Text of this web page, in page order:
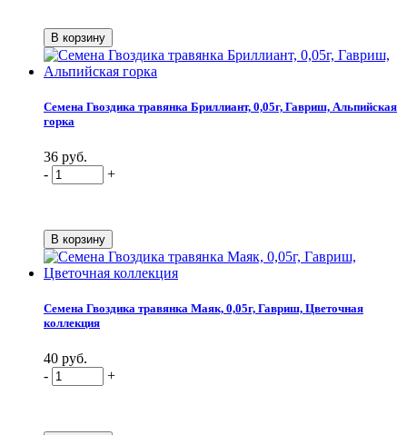
Семена Гвоздика травянка Бриллиант, 0,05г, Гавриш, Альпийская
горка
36 руб.
-
+
Семена Гвоздика травянка Маяк, 0,05г, Гавриш, Цветочная
коллекция
40 руб.
-
+